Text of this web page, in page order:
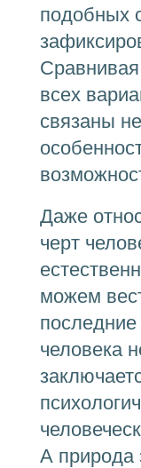
подобных
всех
связаны
Даже
черт
можем
человека
А природа